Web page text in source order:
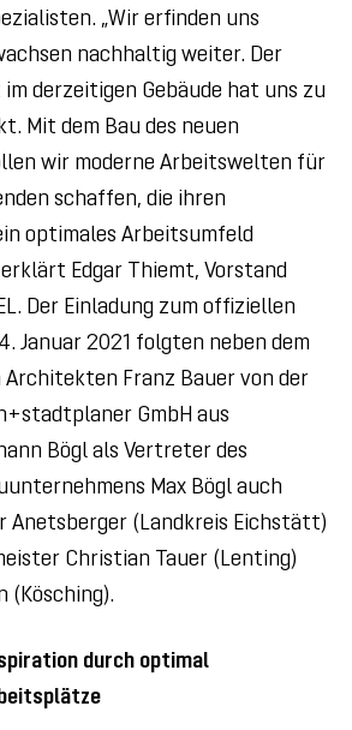
„Wir erfinden uns
nachhaltig weiter. Der
derzeitigen Gebäude hat uns zu
Mit dem Bau des neuen
wir moderne Arbeitswelten für
schaffen, die ihren
optimales Arbeitsumfeld
Edgar Thiemt, Vorstand
Der Einladung zum offiziellen
Januar 2021 folgten neben dem
Franz Bauer von der
GmbH aus
Bögl als Vertreter des
Max Bögl auch
Anetsberger (Landkreis Eichstätt)
Christian Tauer (Lenting)
(Kösching).
durch optimal